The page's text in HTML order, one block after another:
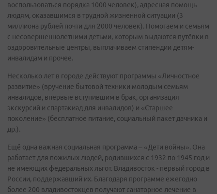
воспользоваться порядка 1000 человек), адресная помощь
людям, оказавшимся в трудной жизненной ситуации (3
миллиона рублей почти для 2000 человек). Помогаем и семьям
с несовершеннолетними детьми, которым выдаются путёвки в
оздоровительные центры, выплачиваем стипендии детям-
инвалидам и прочее.
Несколько лет в городе действуют программы «Личностное
развитие» (вручение бытовой техники молодым семьям
инвалидов, впервые вступившим в брак, организация
экскурсий и спартакиад для инвалидов) и «Старшее
поколение» (бесплатное питание, социальный пакет дачника и
др.).
Ещё одна важная социальная программа – «Дети войны». Она
работает для пожилых людей, родившихся с 1932 по 1945 год и
не имеющих федеральных льгот. Владивосток - первый город в
России, поддержавший их. Благодаря программе ежегодно
более 200 владивостокцев получают санаторное лечение в